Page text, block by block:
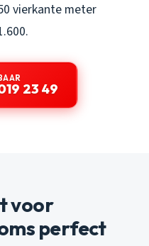
vierkante meter
23 49
voor
perfect